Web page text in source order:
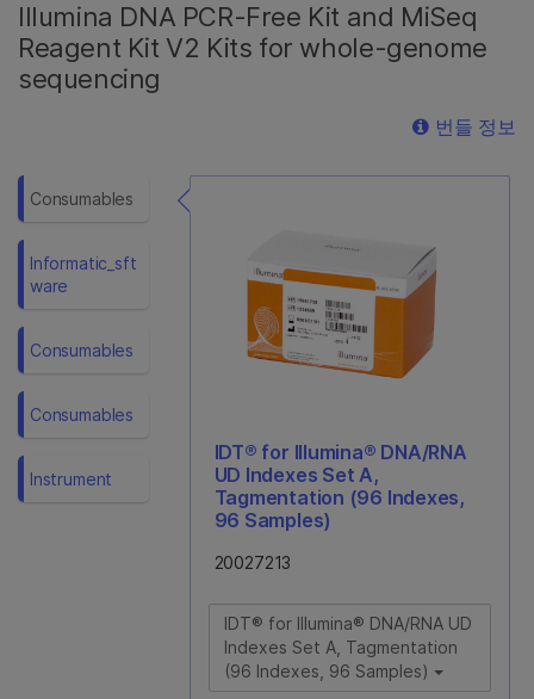
Illumina DNA PCR-Free Kit and MiSeq
Reagent Kit V2 Kits for whole-genome
sequencing
번들 정보
Consumables
Informatic_sft
Ware
Consumables
Consumables
Instrument
IDT® for Illumina® DNA/RNA
UD Indexes Set A,
Tagmentation (96 Indexes,
96 Samples)
20027213
IDT® for Illumina® DNA/RNA UD
Indexes Set A, Tagmentation
(96 Indexes, 96 Samples)